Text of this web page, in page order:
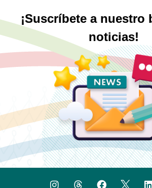
¡Suscríbete a nuestro
noticias!